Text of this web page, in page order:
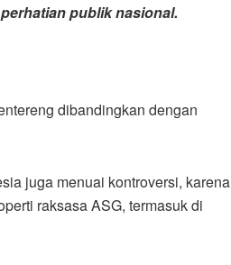
publik nasional.
dibandingkan dengan
juga menuai kontroversi, karena
raksasa ASG, termasuk di